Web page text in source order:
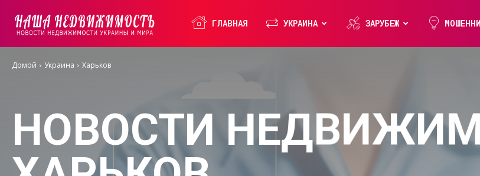
ГЛАВНАЯ УКРАИНА ЗАРУБЕЖ
Домой Украина Харьков
НОВОСТИ